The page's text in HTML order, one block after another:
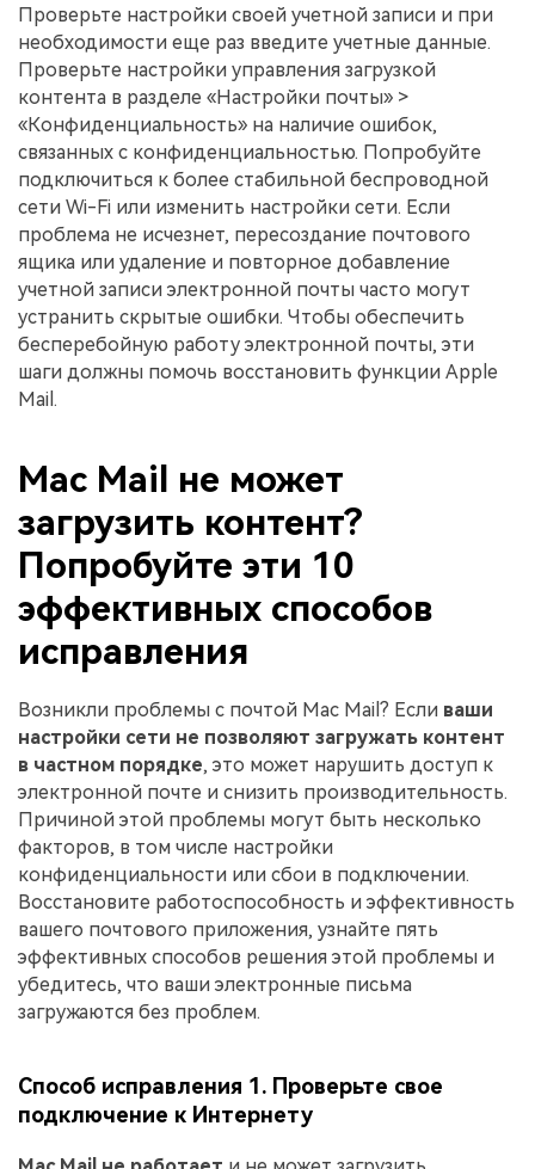
Проверьте настройки своей учетной записи и при
необходимости еще раз введите учетные данные.
Проверьте настройки управления загрузкой
контента в разделе «Настройки почты» >
«Конфиденциальность» на наличие ошибок,
связанных с конфиденциальностью. Попробуйте
подключиться к более стабильной беспроводной
сети Wi-Fi или изменить настройки сети. Если
проблема не исчезнет, пересоздание почтового
ящика или удаление и повторное добавление
учетной записи электронной почты часто могут
устранить скрытые ошибки. Чтобы обеспечить
бесперебойную работу электронной почты, эти
шаги должны помочь восстановить функции Apple
Mail.
Mac Mail не может
загрузить контент?
Попробуйте эти 10
эффективных способов
исправления
Возникли проблемы с почтой Mac Mail? Если ваши
настройки сети не позволяют загружать контент
в частном порядке, это может нарушить доступ к
электронной почте и снизить производительность.
Причиной этой проблемы могут быть несколько
факторов, в том числе настройки
конфиденциальности или сбои в подключении.
Восстановите работоспособность и эффективность
вашего почтового приложения, узнайте пять
эффективных способов решения этой проблемы и
убедитесь, что ваши электронные письма
загружаются без проблем.
Способ исправления 1. Проверьте свое
подключение к Интернету